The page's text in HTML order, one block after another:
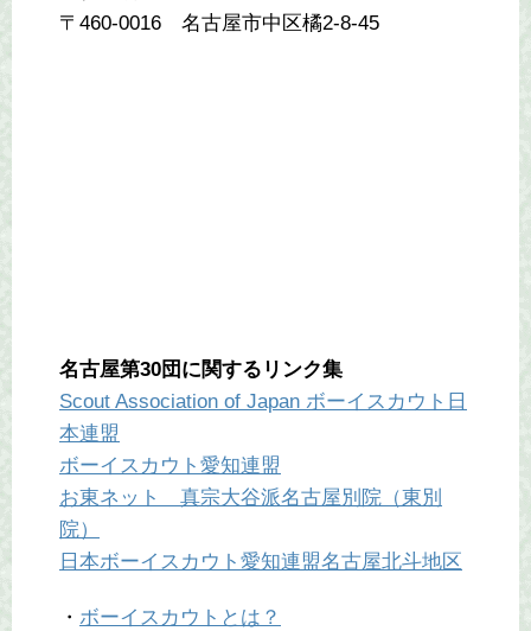
〒460-0016 名古屋市中区橘2-8-45
名古屋第30団に関するリンク集
Scout Association of Japan ボーイスカウト日
本連盟
ボーイスカウト愛知連盟
お東ネット 真宗大谷派名古屋別院（東別
院）
日本ボーイスカウト愛知連盟名古屋北斗地区
・ ボーイスカウトとは？